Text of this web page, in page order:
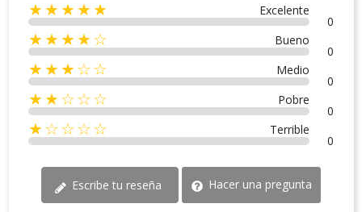
★★★★★ Excelente
0
★★★★☆ Bueno
0
★★★☆☆ Medio
0
★★☆☆☆ Pobre
0
★☆☆☆☆ Terrible
0
Escribe tu reseña Hacer una pregunta